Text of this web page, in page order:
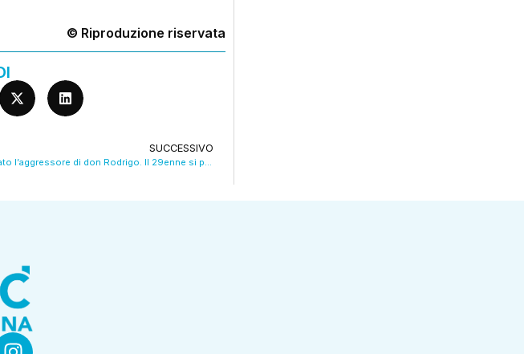
© Riproduzione riservata
SUCCESSIVO
Arrestato l’aggressore di don Rodrigo. Il 29enne si pente e chiede perdono. VIDEO